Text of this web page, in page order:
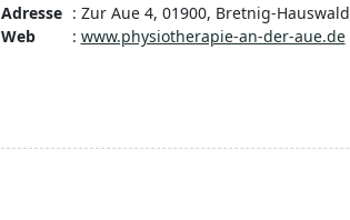
Wir bieten gezielte, vielschichtige und
Adresse : Zur Aue 4, 01900, Bretnig-
Web
: www.physiotherapie-an-der-aue.de